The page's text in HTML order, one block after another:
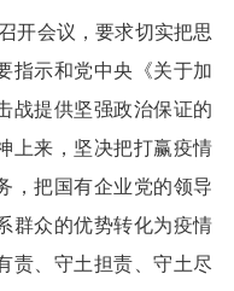
开会议，要求切实把思
指示和党中央《关于加
战提供坚强政治保证的
上来，坚决把打赢疫情
，把国有企业党的领导
群众的优势转化为疫情
责、守土担责、守土尽